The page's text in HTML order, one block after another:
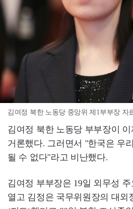
김여정 북한 노동당 중앙위 제1부부장 자
김여정 북한 노동당 부부장이
거론했다. 그러면서 "한국은 우
될 수 없다"라고 비난했다.
김여정 부부장은 19일 외무성
열고 김정은 국무위원장의 대외